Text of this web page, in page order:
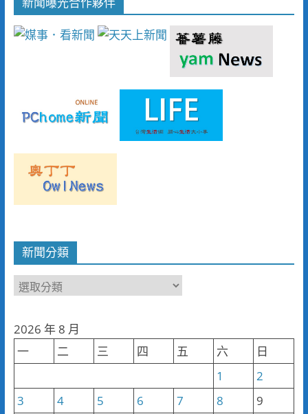
新聞分類
新
類
2026 年 8 月
一
二 三 四 五 六
日
1
2
3
4 5 6 7 8
9